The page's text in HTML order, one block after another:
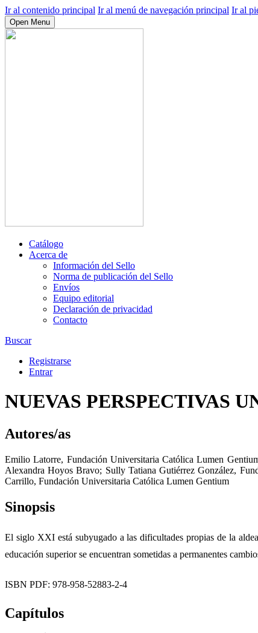
Ir al contenido principal Ir al menú de navegación principal Ir al
Open Menu
Catálogo
Acerca de
Información del Sello
Norma de publicación del Sello
Envíos
Equipo editorial
Declaración de privacidad
Contacto
Buscar
Registrarse
Entrar
NUEVAS PERSPECTIVAS
Autores/as
Emilio Latorre, Fundación Universitaria Católica Lumen
Alexandra Hoyos Bravo; Sully Tatiana Gutiérrez González,
Carrillo, Fundación Universitaria Católica Lumen Gentium
Sinopsis
El siglo XXI está subyugado a las dificultades propias de la
educación superior se encuentran sometidas a permanentes
ISBN PDF: 978-958-52883-2-4
Capítulos